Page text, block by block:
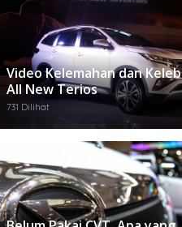
731 Dilihat
Belum Pakai CVT, Apa yang
Ditakuti Daihatsu
720 Dilihat